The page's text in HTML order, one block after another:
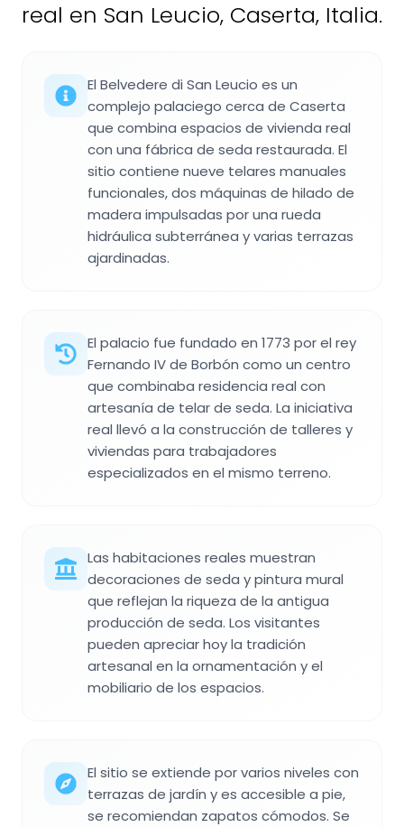
real en San Leucio, Caserta, Italia.
El Belvedere di San Leucio es un
complejo palaciego cerca de Caserta
que combina espacios de vivienda real
con una fábrica de seda restaurada. El
sitio contiene nueve telares manuales
funcionales, dos máquinas de hilado de
madera impulsadas por una rueda
hidráulica subterránea y varias terrazas
ajardinadas.
El palacio fue fundado en 1773 por el rey
Fernando IV de Borbón como un centro
que combinaba residencia real con
artesanía de telar de seda. La iniciativa
real llevó a la construcción de talleres y
viviendas para trabajadores
especializados en el mismo terreno.
Las habitaciones reales muestran
decoraciones de seda y pintura mural
que reflejan la riqueza de la antigua
producción de seda. Los visitantes
pueden apreciar hoy la tradición
artesanal en la ornamentación y el
mobiliario de los espacios.
El sitio se extiende por varios niveles con
terrazas de jardín y es accesible a pie,
se recomiendan zapatos cómodos. Se